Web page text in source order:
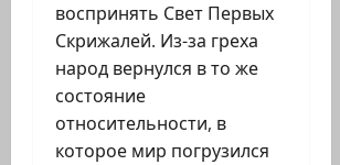
воспринять Свет Первых
Скрижалей. Из-за греха
народ вернулся в то же
состояние
относительности, в
которое мир погрузился